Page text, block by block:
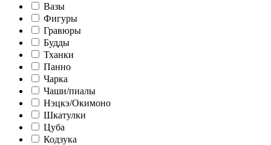
Вазы
Фигуры
Гравюры
Будды
Тханки
Панно
Чарка
Чаши/пиалы
Нэцкэ/Окимоно
Шкатулки
Цуба
Кодзука